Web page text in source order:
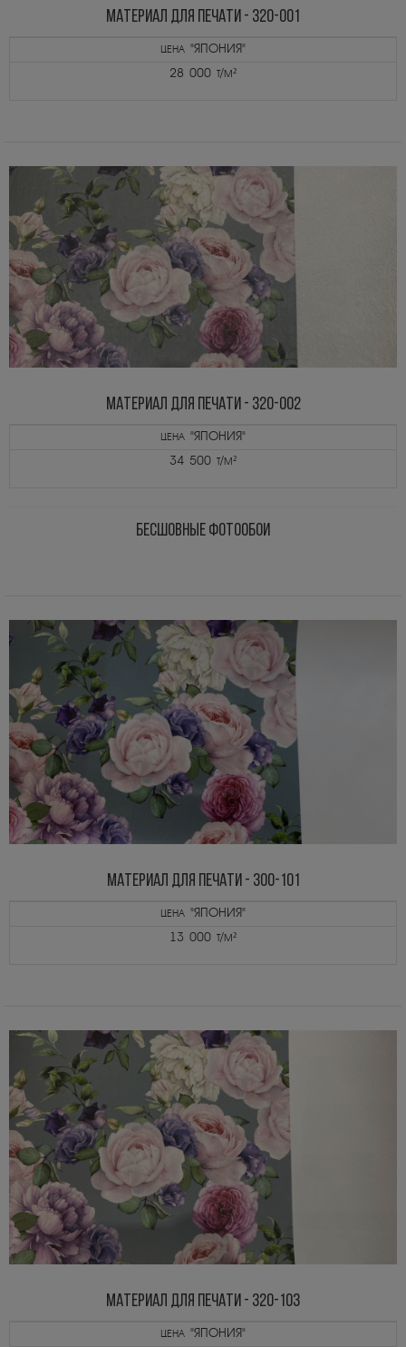
МАТЕРИАЛ ДЛЯ ПЕЧАТИ - 320-001
цена "ЯПОНИЯ"
28 000 т/м²
МАТЕРИАЛ ДЛЯ ПЕЧАТИ - 320-002
цена "ЯПОНИЯ"
34 500 т/м²
БЕСШОВНЫЕ ФОТООБОИ
МАТЕРИАЛ ДЛЯ ПЕЧАТИ - 300-101
цена "ЯПОНИЯ"
13 000 т/м²
МАТЕРИАЛ ДЛЯ ПЕЧАТИ - 320-103
цена "ЯПОНИЯ"